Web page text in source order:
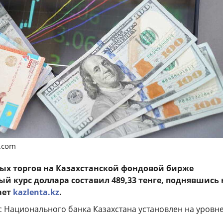
торгов на Казахстанской фондовой бирже
курс доллара составил 489,33 тенге, поднявшись
kazlenta.kz.
банка Казахстана установлен на